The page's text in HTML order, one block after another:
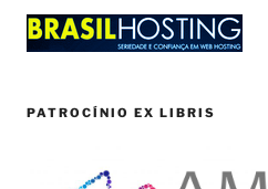
PATROCÍNIO EX LIBRIS